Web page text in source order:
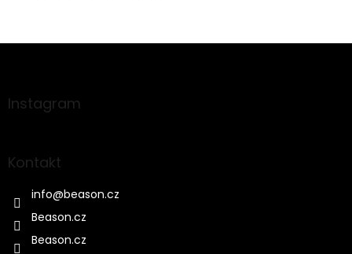
aInstagram
Kontakt
info@beason.cz
Beason.cz
Beason.cz